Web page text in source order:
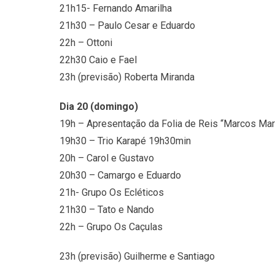
21h15- Fernando Amarilha
21h30 – Paulo Cesar e Eduardo
22h – Ottoni
22h30 Caio e Fael
23h (previsão) Roberta Miranda
Dia 20 (domingo)
19h – Apresentação da Folia de Reis “Marcos
19h30 – Trio Karapé 19h30min
20h – Carol e Gustavo
20h30 – Camargo e Eduardo
21h- Grupo Os Ecléticos
21h30 – Tato e Nando
22h – Grupo Os Caçulas
23h (previsão) Guilherme e Santiago